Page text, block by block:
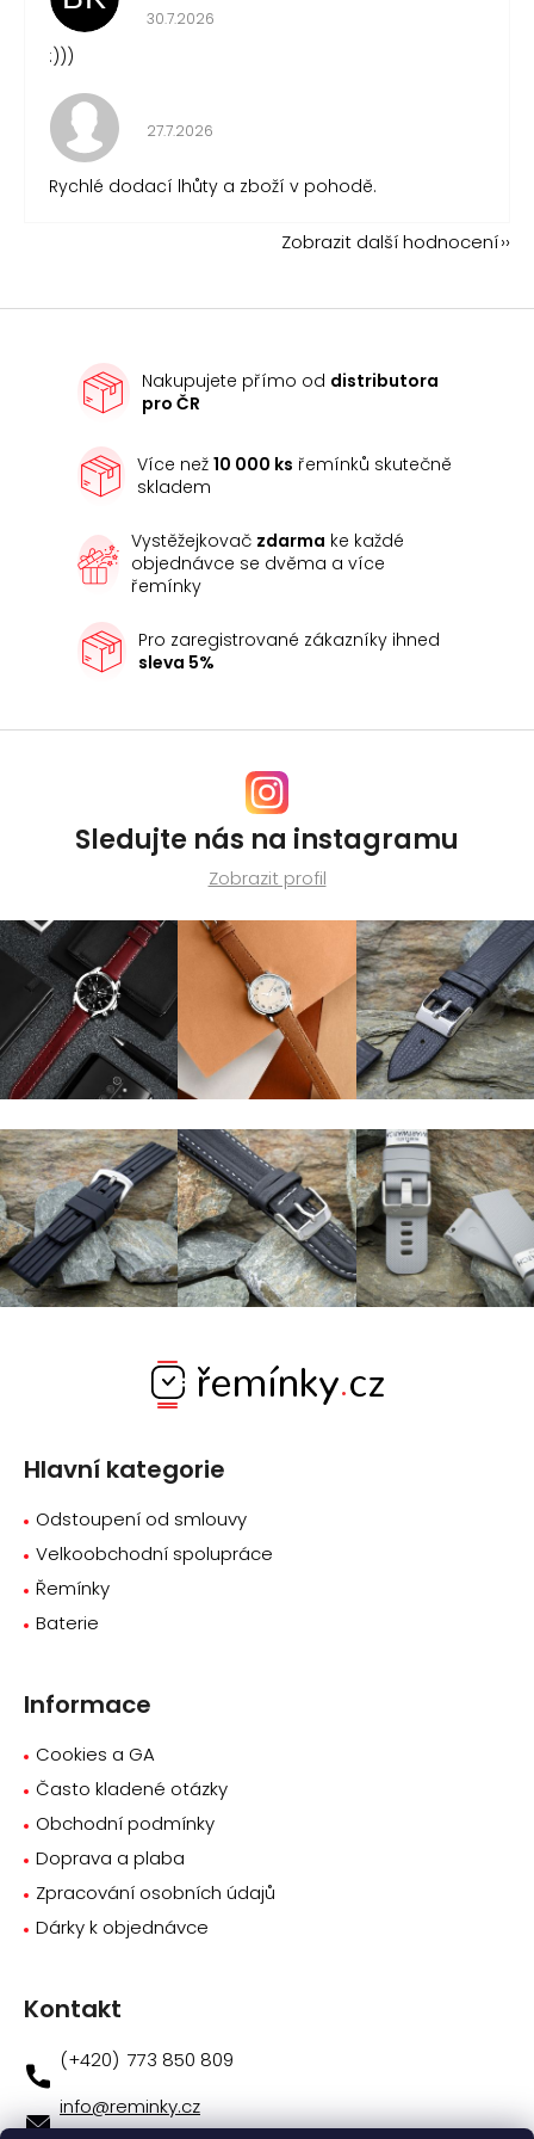
Hodnocení obchodu je 5 z 5 hvězdiček.
30.7.2026
:)))
Hodnocení obchodu je 5 z 5 hvězdiček.
27.7.2026
Rychlé dodací lhůty a zboží v pohodě.
Zobrazit další hodnocení
Nakupujete přímo od distributora
pro ČR
Více než10 000 ks řemínků skutečně
skladem
Vystěžejkovač zdarma ke každé
objednávce se dvěma a více
řemínky
Pro zaregistrované zákazníky ihned
sleva 5%
Sledujte nás na instagramu
Zobrazit profil
Hlavní kategorie
Odstoupení od smlouvy
Velkoobchodní spolupráce
Řemínky
Baterie
Informace
Cookies a GA
Často kladené otázky
Obchodní podmínky
Doprava a plaba
Zpracování osobních údajů
Dárky k objednávce
Kontakt
info@reminky.cz
773 850 809